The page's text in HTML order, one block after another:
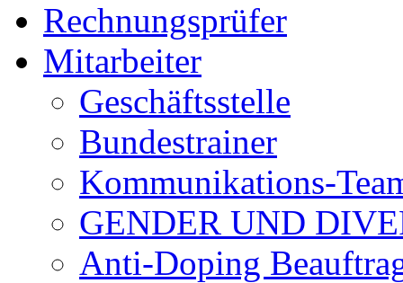
Rechnungsprüfer
Mitarbeiter
Geschäftsstelle
Bundestrainer
Kommunikations-
GENDER UND
Anti-Doping